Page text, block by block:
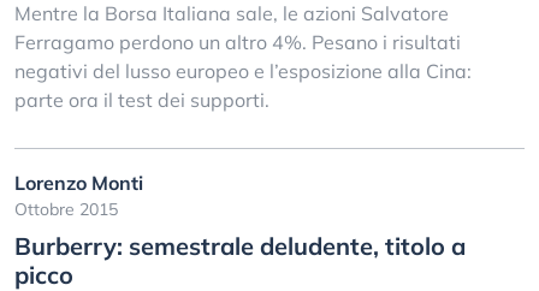
Mentre la Borsa Italiana sale, le azioni Salvatore
Ferragamo perdono un altro 4%. Pesano i risultati
negativi del lusso europeo e l’esposizione alla Cina:
parte ora il test dei supporti.
Lorenzo Monti
Ottobre 2015
Burberry: semestrale deludente, titolo a
picco